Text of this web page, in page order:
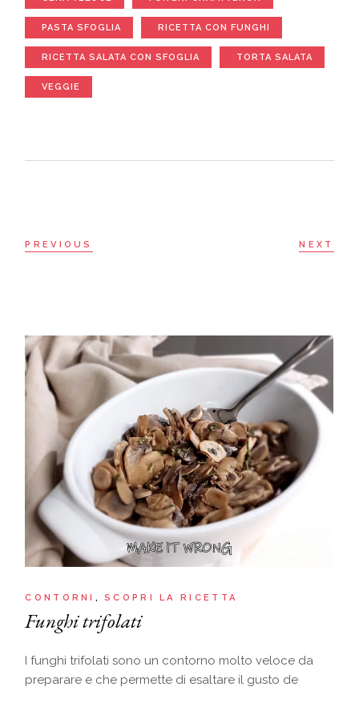
PASTA SFOGLIA RICETTA CON FUNGHI
RICETTA SALATA CON SFOGLIA TORTA SALATA
VEGGIE
PREVIOUS NEXT
CONTORNI SCOPRI LA RICETTA
Funghi trifolati
I funghi trifolati sono un contorno molto veloce da
preparare e che permette di esaltare il gusto de